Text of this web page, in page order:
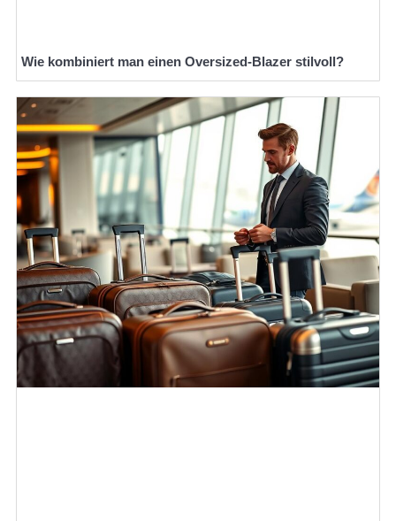
Wie kombiniert man einen Oversized-Blazer stilvoll?